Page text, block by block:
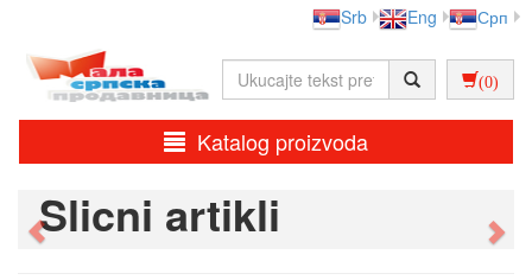
Srb Eng Срп
(0)
Katalog proizvoda
Slicni artikli
Previous